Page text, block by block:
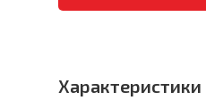
Характеристики